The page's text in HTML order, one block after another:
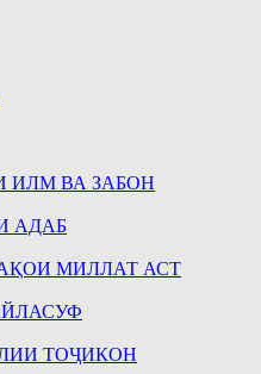
ВА ЗАБОН
АДАБ
МИЛЛАТ АСТ
ТОҶИКОН